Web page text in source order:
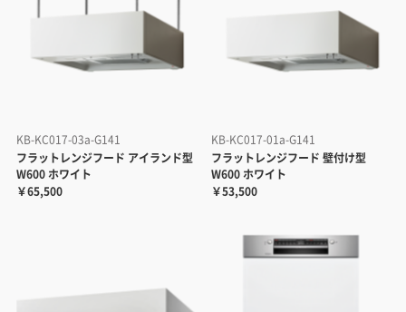
KB-KC017-03a-G141
フラットレンジフード アイランド型
W600 ホワイト
￥65,500
KB-KC017-01a-G141
フラットレンジフード 壁付け型
W600 ホワイト
￥53,500